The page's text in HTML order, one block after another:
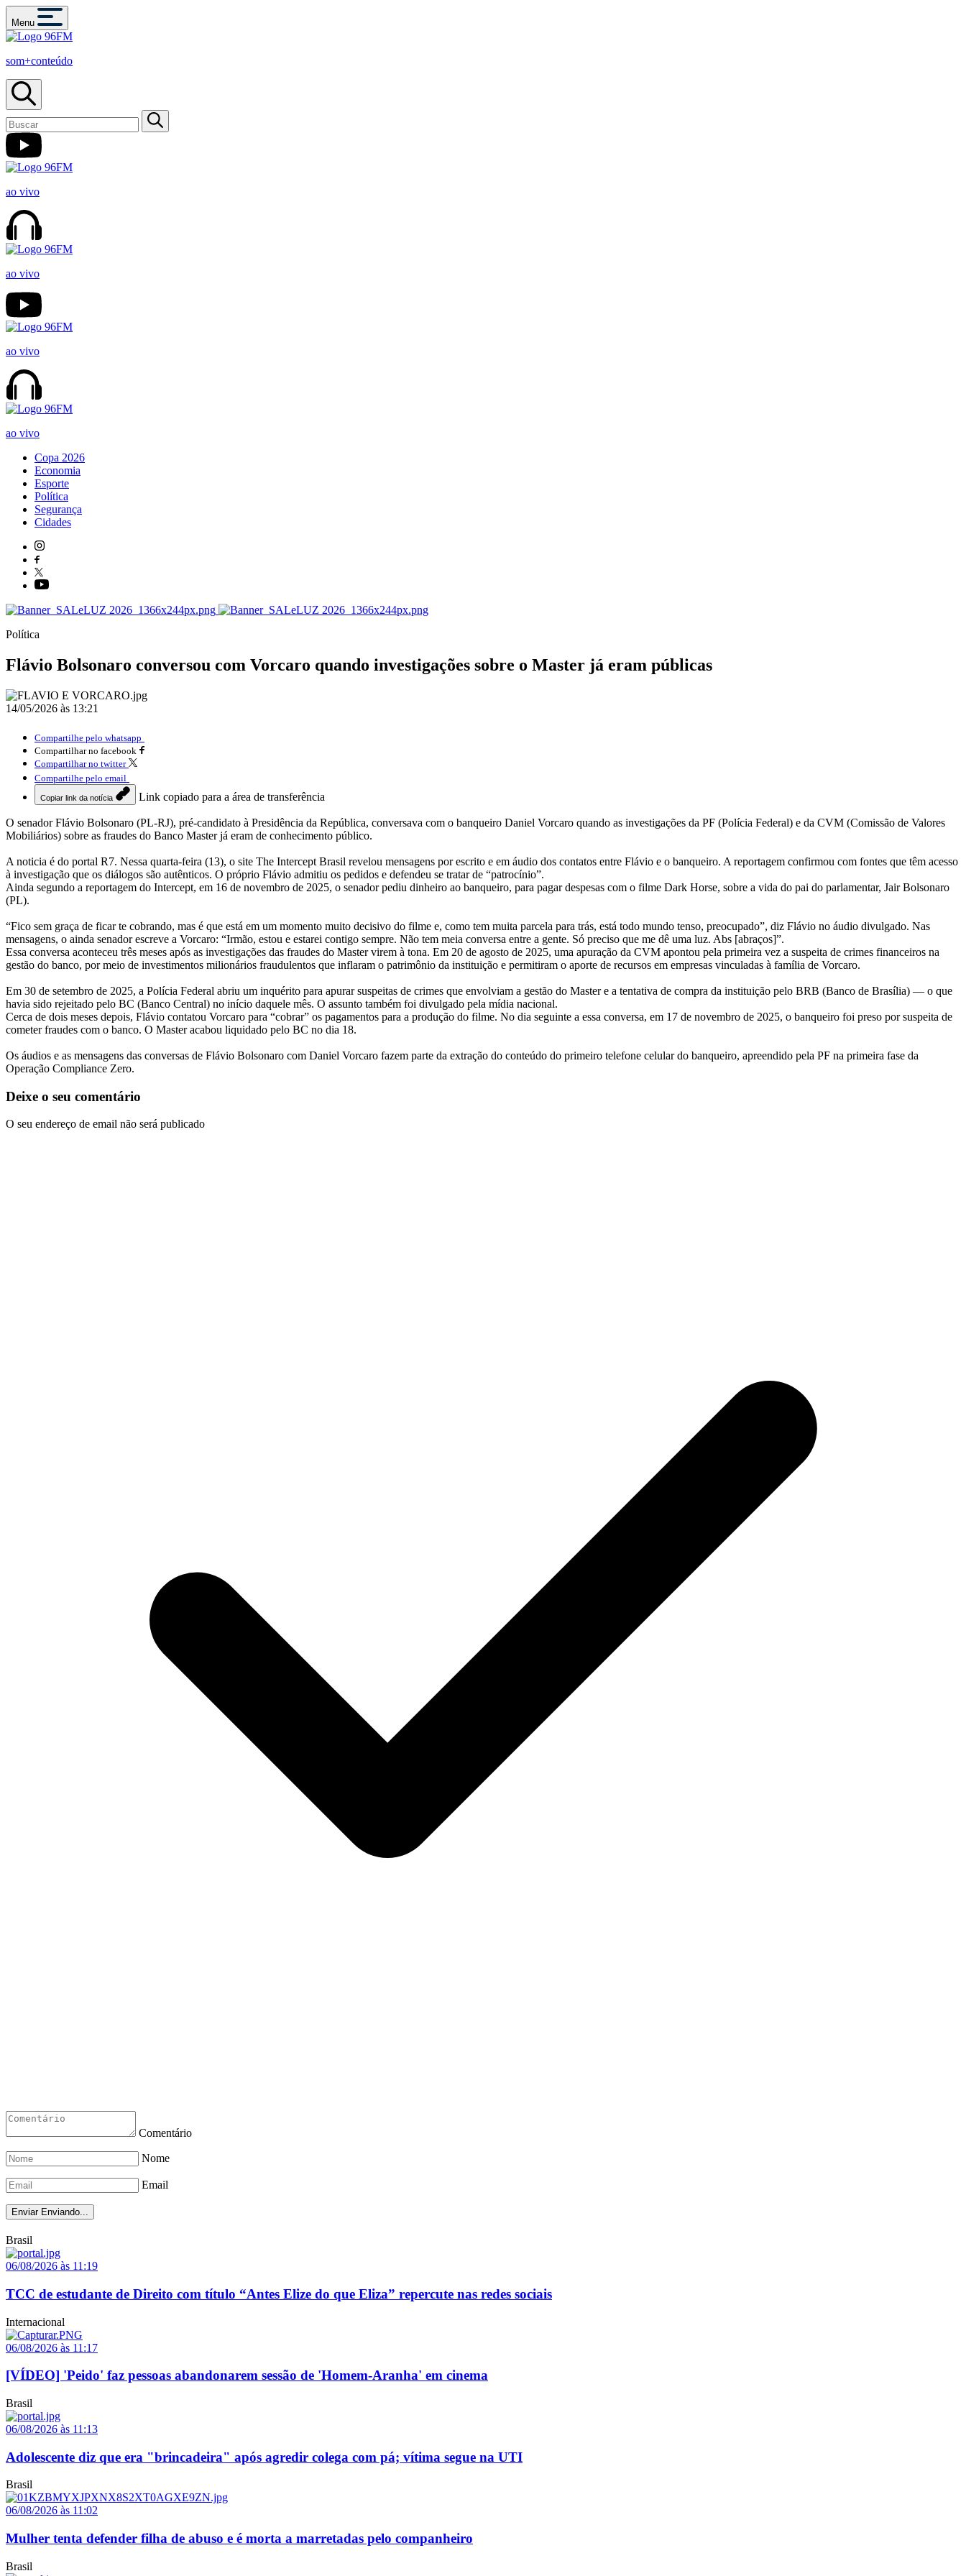
Menu
som+conteúdo
ao vivo
ao vivo
ao vivo
ao vivo
Copa 2026
Economia
Esporte
Política
Segurança
Cidades
Política
Flávio Bolsonaro conversou com Vorcaro quando investigações sobre o Master já eram públicas
14/05/2026 às 13:21
Compartilhe pelo whatsapp
Compartilhar no facebook
Compartilhar no twitter
Compartilhe pelo email
Copiar link da notícia Link copiado para a área de transferência
O senador Flávio Bolsonaro (PL-RJ), pré-candidato à Presidência da República, conversava com o banqueiro Daniel Vorcaro quando as investigações da PF (Polícia Federal) e da CVM (Comissão de Valores
Mobiliários) sobre as fraudes do Banco Master já eram de conhecimento público.
A noticia é do portal R7. Nessa quarta-feira (13), o site The Intercept Brasil revelou mensagens por escrito e em áudio dos contatos entre Flávio e o banqueiro. A reportagem confirmou com fontes que têm acesso
à investigação que os diálogos são autênticos. O próprio Flávio admitiu os pedidos e defendeu se tratar de “patrocínio”.
Ainda segundo a reportagem do Intercept, em 16 de novembro de 2025, o senador pediu dinheiro ao banqueiro, para pagar despesas com o filme Dark Horse, sobre a vida do pai do parlamentar, Jair Bolsonaro
(PL).
“Fico sem graça de ficar te cobrando, mas é que está em um momento muito decisivo do filme e, como tem muita parcela para trás, está todo mundo tenso, preocupado”, diz Flávio no áudio divulgado. Nas
mensagens, o ainda senador escreve a Vorcaro: “Irmão, estou e estarei contigo sempre. Não tem meia conversa entre a gente. Só preciso que me dê uma luz. Abs [abraços]”.
Essa conversa aconteceu três meses após as investigações das fraudes do Master virem à tona. Em 20 de agosto de 2025, uma apuração da CVM apontou pela primeira vez a suspeita de crimes financeiros na
gestão do banco, por meio de investimentos milionários fraudulentos que inflaram o patrimônio da instituição e permitiram o aporte de recursos em empresas vinculadas à família de Vorcaro.
Em 30 de setembro de 2025, a Polícia Federal abriu um inquérito para apurar suspeitas de crimes que envolviam a gestão do Master e a tentativa de compra da instituição pelo BRB (Banco de Brasília) — o que
havia sido rejeitado pelo BC (Banco Central) no início daquele mês. O assunto também foi divulgado pela mídia nacional.
Cerca de dois meses depois, Flávio contatou Vorcaro para “cobrar” os pagamentos para a produção do filme. No dia seguinte a essa conversa, em 17 de novembro de 2025, o banqueiro foi preso por suspeita de
cometer fraudes com o banco. O Master acabou liquidado pelo BC no dia 18.
Os áudios e as mensagens das conversas de Flávio Bolsonaro com Daniel Vorcaro fazem parte da extração do conteúdo do primeiro telefone celular do banqueiro, apreendido pela PF na primeira fase da
Operação Compliance Zero.
Deixe o seu comentário
O seu endereço de email não será publicado
Comentário
Nome
Email
Enviar Enviando...
Brasil
06/08/2026 às 11:19
TCC de estudante de Direito com título “Antes Elize do que Eliza” repercute nas redes sociais
Internacional
06/08/2026 às 11:17
[VÍDEO] 'Peido' faz pessoas abandonarem sessão de 'Homem-Aranha' em cinema
Brasil
06/08/2026 às 11:13
Adolescente diz que era "brincadeira" após agredir colega com pá; vítima segue na UTI
Brasil
06/08/2026 às 11:02
Mulher tenta defender filha de abuso e é morta a marretadas pelo companheiro
Brasil